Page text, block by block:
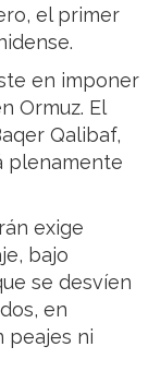
el primer
en imponer
Ormuz. El
Qalibaf,
plenamente
exige
bajo
se desvíen
en
peajes ni